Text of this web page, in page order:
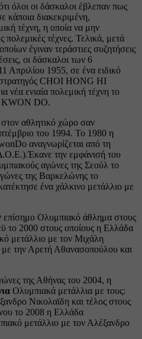
όλοι οι δάσκαλοι έβλεπαν πως
κάποια διακεκριμένη,
τέχνη, η οποία να μην
πολεμικές τέχνες. Τελικά, μετά
έγιναν τεράστιες συζητήσεις
οι δάσκαλοι των 6
Απριλίου 1955, σε ένα ειδικό
στρατηγός CHOI HONG HI
νέα ενιαία πολεμική τέχνη το
KWON DO.
αθλητικό χώρο σαν
του 1994. Το 1980 η
αναγνωρίζεται από τη
την εμφάνισή του
αγώνες της Σεούλ το
της Βαρκελώνης το
ένα χάλκινο μετάλλιο με
επίσημο Ολυμπιακό άθλημα στους
το 2000 στους οποίους η Ελλάδα
μετάλλιο με τον Μιχάλη
την Αρετή Αθανασοπούλου και
της Αθήνας του 2004, η
Ολυμπιακά μετάλλια με τους:
Νικολαϊδη και τέλος στους
το 2008 η Ελλάδα
μετάλλιο με τον Αλέξανδρο